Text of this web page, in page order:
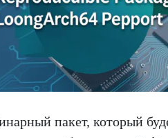
пакет, который